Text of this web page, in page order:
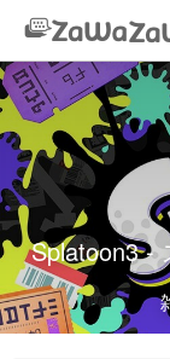
Splatoon3 -